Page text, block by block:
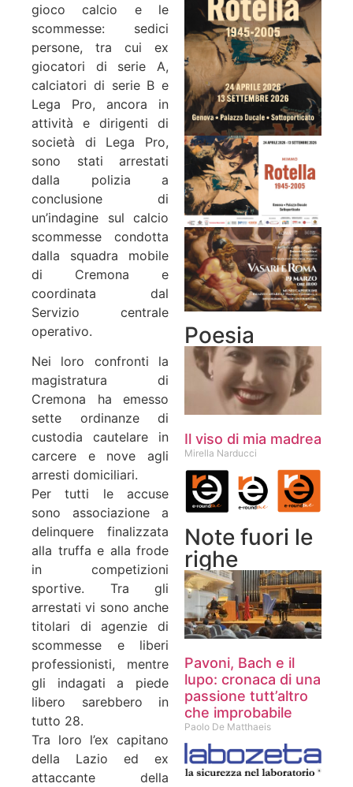
gioco calcio e le
scommesse: sedici
persone, tra cui ex
giocatori di serie A,
calciatori di serie B e
Lega Pro, ancora in
attività e dirigenti di
società di Lega Pro,
sono stati arrestati
dalla polizia a
conclusione di
un’indagine sul calcio
scommesse condotta
dalla squadra mobile
di Cremona e
coordinata dal
Servizio centrale
operativo.
Nei loro confronti la
magistratura di
Cremona ha emesso
sette ordinanze di
custodia cautelare in
carcere e nove agli
arresti domiciliari.
Per tutti le accuse
sono associazione a
delinquere finalizzata
alla truffa e alla frode
in competizioni
sportive. Tra gli
arrestati vi sono anche
titolari di agenzie di
scommesse e liberi
professionisti, mentre
gli indagati a piede
libero sarebbero in
tutto 28.
Tra loro l’ex capitano
della Lazio ed ex
attaccante della
Poesia
Il viso di mia madrea
Mirella Narducci
Note fuori le
righe
Pavoni, Bach e il
lupo: cronaca di una
passione tutt’altro
che improbabile
Paolo De Matthaeis